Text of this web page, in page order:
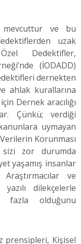
mevcuttur ve bu
uzak
Dedektifler,
(İODADD)
dernekten
ahlak kurallarına
Dernek aracılığı
Çünkü; verdiği
uymayan
Korunması
sizi zor durumda
yaşamış insanlar
ve
dilekçelerle
fazla olduğunu
prensipleri, Kişisel